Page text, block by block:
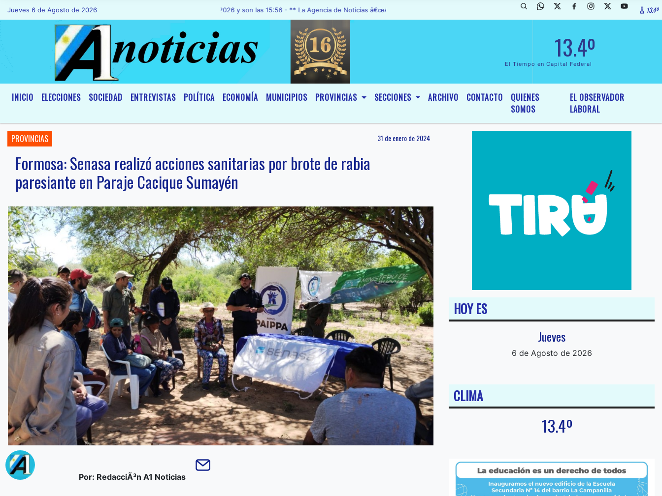
Jueves 6 de Agosto de 2026Hoy es Jueves 6 de Agosto de 2026 y son las 15:56 - ** La Agencia de Noticias â€œA1 Noticiasâ€, fue declarada de InterÃ©s General y Legislativo, por Ordenanza NÂº 6236/19 del13.4º
13.4º
El Tiempo en Capital Federal
INICIO ELECCIONES SOCIEDAD ENTREVISTAS POLÍTICA ECONOMÍA MUNICIPIOS PROVINCIAS SECCIONES ARCHIVO CONTACTO
QUIENES
SOMOS
EL OBSERVADOR
LABORAL
PROVINCIAS 31 de enero de 2024
Formosa: Senasa realizó acciones sanitarias por brote de rabia
paresiante en Paraje Cacique Sumayén
Por: RedacciÃ³n A1 Noticias
HOY ES
Jueves
6 de Agosto de 2026
CLIMA
13.4º